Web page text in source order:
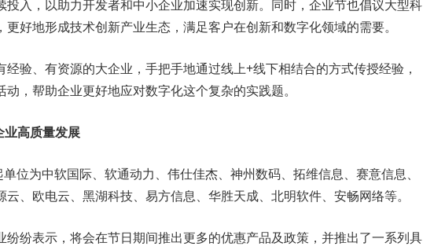
投入，以助力开发者和中小企业加速实现创新。同时，企业节也倡议大型科
好地形成技术创新产业生态，满足客户在创新和数字化领域的需要。
验、有资源的大企业，手把手地通过线上+线下相结合的方式传授经验，
，帮助企业更好地应对数字化这个复杂的实践题。
业高质量发展
位为中软国际、软通动力、伟仕佳杰、神州数码、拓维信息、赛意信息、
、欧电云、黑湖科技、易方信息、华胜天成、北明软件、安畅网络等。
纷纷表示，将会在节日期间推出更多的优惠产品及政策，并推出了一系列具